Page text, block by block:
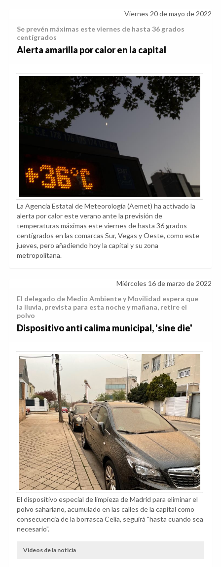
Viernes 20 de mayo de 2022
Se prevén máximas este viernes de hasta 36 grados
centígrados
Alerta amarilla por calor en la capital
La Agencia Estatal de Meteorología (Aemet) ha activado la
alerta por calor este verano ante la previsión de
temperaturas máximas este viernes de hasta 36 grados
centígrados en las comarcas Sur, Vegas y Oeste, como este
jueves, pero añadiendo hoy la capital y su zona
metropolitana.
Miércoles 16 de marzo de 2022
El delegado de Medio Ambiente y Movilidad espera que
la lluvia, prevista para esta noche y mañana, retire el
polvo
Dispositivo anti calima municipal, 'sine die'
El dispositivo especial de limpieza de Madrid para eliminar el
polvo sahariano, acumulado en las calles de la capital como
consecuencia de la borrasca Celia, seguirá "hasta cuando sea
necesario".
Videos de la noticia